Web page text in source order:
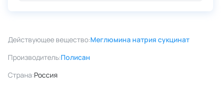
Действующее вещество:Меглюмина натрия сукцинат
Производитель:Полисан
Страна:Россия